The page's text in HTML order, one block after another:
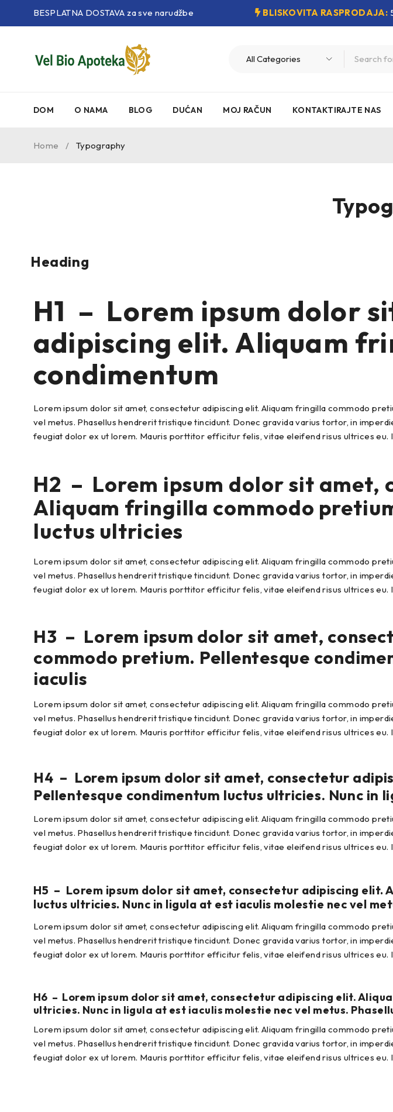
BESPLATNA DOSTAVA za sve narudžbe BLISKOVITA RASPRODAJA:
DOM O NAMA BLOG DUĆAN MOJ RAČUN KONTAKTIRAJTE NAS
Home / Typography
Heading
H1 – Lorem ipsum dolor
adipiscing elit. Aliquam
condimentum
Lorem ipsum dolor sit amet, consectetur adipiscing elit. Aliquam fringilla commodo
vel metus. Phasellus hendrerit tristique tincidunt. Donec gravida varius tortor, in
feugiat dolor ex ut lorem. Mauris porttitor efficitur felis, vitae eleifend risus ultrices eu.
H2 – Lorem ipsum dolor sit amet,
Aliquam fringilla commodo
luctus ultricies
Lorem ipsum dolor sit amet, consectetur adipiscing elit. Aliquam fringilla commodo
vel metus. Phasellus hendrerit tristique tincidunt. Donec gravida varius tortor, in
feugiat dolor ex ut lorem. Mauris porttitor efficitur felis, vitae eleifend risus ultrices eu.
H3 – Lorem ipsum dolor sit amet,
commodo pretium. Pellentesque
iaculis
Lorem ipsum dolor sit amet, consectetur adipiscing elit. Aliquam fringilla commodo
vel metus. Phasellus hendrerit tristique tincidunt. Donec gravida varius tortor, in
feugiat dolor ex ut lorem. Mauris porttitor efficitur felis, vitae eleifend risus ultrices eu.
H4 – Lorem ipsum dolor sit amet, consectetur
Pellentesque condimentum luctus ultricies. Nunc in
Lorem ipsum dolor sit amet, consectetur adipiscing elit. Aliquam fringilla commodo
vel metus. Phasellus hendrerit tristique tincidunt. Donec gravida varius tortor, in
feugiat dolor ex ut lorem. Mauris porttitor efficitur felis, vitae eleifend risus ultrices eu.
H5 – Lorem ipsum dolor sit amet, consectetur adipiscing
luctus ultricies. Nunc in ligula at est iaculis molestie nec vel
Lorem ipsum dolor sit amet, consectetur adipiscing elit. Aliquam fringilla commodo
vel metus. Phasellus hendrerit tristique tincidunt. Donec gravida varius tortor, in
feugiat dolor ex ut lorem. Mauris porttitor efficitur felis, vitae eleifend risus ultrices eu.
H6 – Lorem ipsum dolor sit amet, consectetur adipiscing elit.
ultricies. Nunc in ligula at est iaculis molestie nec vel metus.
Lorem ipsum dolor sit amet, consectetur adipiscing elit. Aliquam fringilla commodo
vel metus. Phasellus hendrerit tristique tincidunt. Donec gravida varius tortor, in
feugiat dolor ex ut lorem. Mauris porttitor efficitur felis, vitae eleifend risus ultrices eu.